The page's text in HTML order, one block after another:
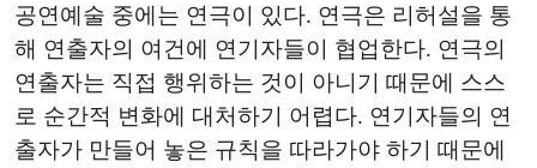
공연예술 중에는 연극이 있다. 연극은 리허설을 통
해 연출자의 여건에 연기자들이 협업한다. 연극의
연출자는 직접 행위하는 것이 아니기 때문에 스스
로 순간적 변화에 대처하기 어렵다. 연기자들의 연
출자가 만들어 놓은 규칙을 따라가야 하기 때문에